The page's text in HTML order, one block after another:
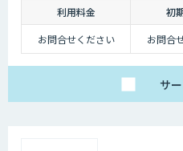
利用料金 初
お問合せください
お問合
サ